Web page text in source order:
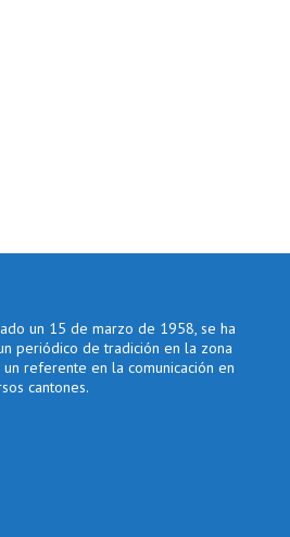
un 15 de marzo de 1958, se ha
periódico de tradición en la zona
referente en la comunicación en
cantones.